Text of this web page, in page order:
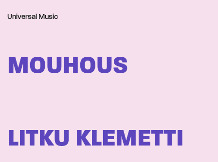
Universal Music
MOUHOUS
LITKU KLEMETTI